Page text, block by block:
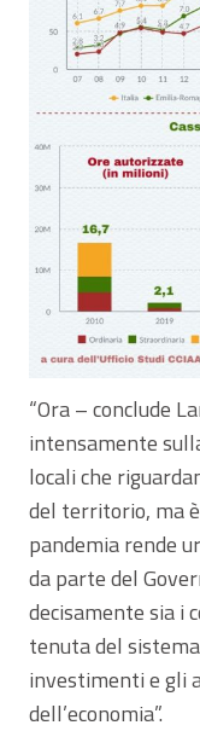
“Ora – conclude
intensamente
locali che
del territorio, ma
pandemia rende
da parte del
decisamente sia i
tenuta del
investimenti e gli
dell’economia”.